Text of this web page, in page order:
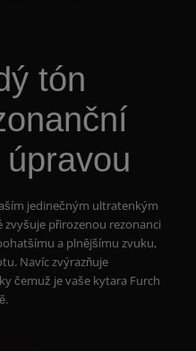
tón
jedinečným ultratenkým
zvyšuje přirozenou rezonanci
a plnějšímu zvuku,
Navíc zvýrazňuje
čemuž je vaše kytara Furch